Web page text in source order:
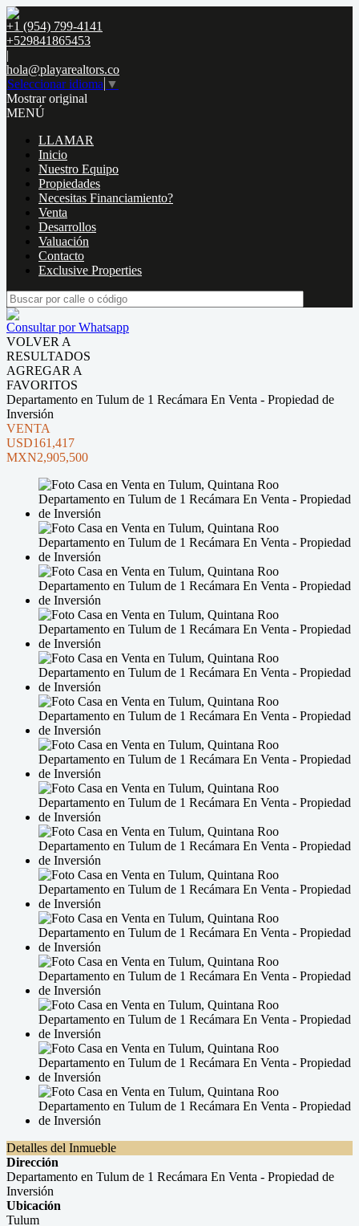
+1 (954) 799-4141
+529841865453
|
hola@playarealtors.co
Seleccionar idioma ▼
Mostrar original
MENÚ
LLAMAR
Inicio
Nuestro Equipo
Propiedades
Necesitas Financiamiento?
Venta
Desarrollos
Valuación
Contacto
Exclusive Properties
Consultar por Whatsapp
VOLVER A
RESULTADOS
AGREGAR A
FAVORITOS
Departamento en Tulum de 1 Recámara En Venta - Propiedad de
Inversión
VENTA
USD161,417
MXN2,905,500
Detalles del Inmueble
Dirección
Departamento en Tulum de 1 Recámara En Venta - Propiedad de
Inversión
Ubicación
Tulum